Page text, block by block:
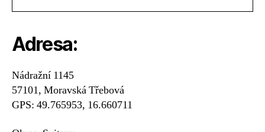
Adresa:
Nádražní 1145
57101, Moravská Třebová
GPS: 49.765953, 16.660711